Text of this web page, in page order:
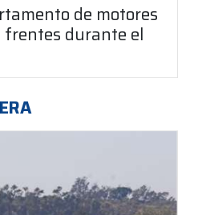
de motores
durante el